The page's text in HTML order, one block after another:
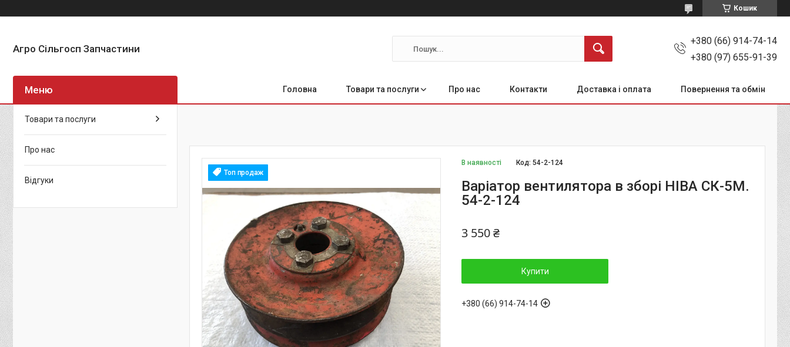
Кошик
Агро Сільгосп Запчастини
+380 (66) 914-74-14
+380 (97) 655-91-39
Головна Товари та послуги Про нас Контакти Доставка і оплата Повернення та обмін
Топ продаж
В наявності Код:54-2-124
Варіатор вентилятора в зборі НІВА СК-5М.
54-2-124
3 550 ₴
Купити
+380 (66) 914-74-14
Товари та послуги
Про нас
Відгуки